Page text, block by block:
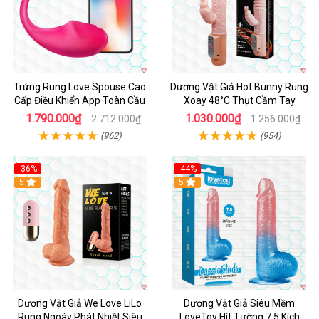
Trứng Rung Love Spouse Cao
Cấp Điều Khiển App Toàn Cầu
1.790.000₫ 2.712.000₫
(962)
Dương Vật Giả Hot Bunny Rung
Xoay 48°C Thụt Cầm Tay
1.030.000₫ 1.256.000₫
(954)
-36%
5
Dương Vật Giả We Love LiLo
-44%
Hot
5
Dương Vật Giả Siêu Mềm